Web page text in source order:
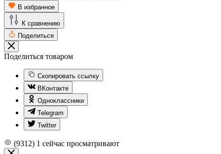
В избранное
К сравнению
Поделиться
Поделиться товаром
Скопировать ссылку
ВКонтакте
Одноклассники
Telegram
Twitter
(9312) 1 сейчас просматривают